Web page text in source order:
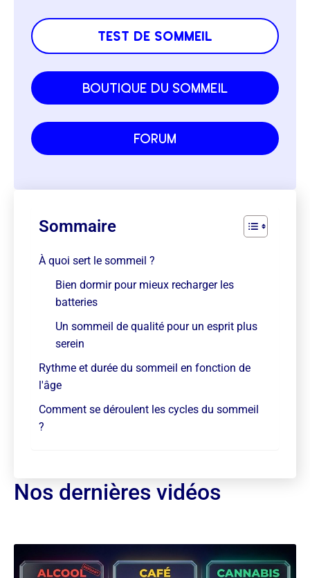
test de sommeil
boutique du sommeil
forum
Sommaire
À quoi sert le sommeil ?
Bien dormir pour mieux recharger les
batteries
Un sommeil de qualité pour un esprit plus
serein
Rythme et durée du sommeil en fonction de
l'âge
Comment se déroulent les cycles du sommeil
?
Nos dernières vidéos